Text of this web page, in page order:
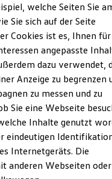
- 12:30 Uhr
welche Seiten Sie
Sie sich auf der Seite
Cookies ist es, Ihnen für
angepasste
dazu verwendet,
Anzeige zu begrenzen
zu messen und zu
Sie eine Webseite
Inhalte genutzt
eindeutigen
Internetgeräts. Die
anderen Webseiten oder